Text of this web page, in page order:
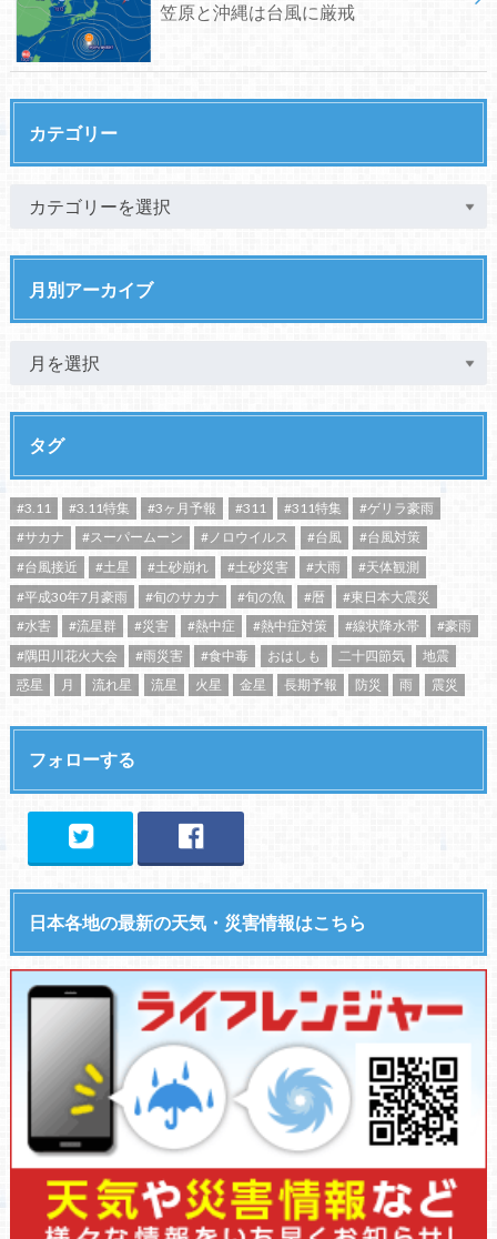
笠原と沖縄は台風に厳戒
カテゴリー
月別アーカイブ
タグ
#3.11 #3.11特集 #3ヶ月予報 #311 #311特集
#ゲリラ豪雨
#サカナ
#スーパームーン #ノロウイルス #台風
#台風対策
#台風接近
#土星 #土砂崩れ #土砂災害 #大雨
#天体観測
#平成30年7月豪雨
#旬のサカナ #旬の魚 #暦
#東日本大震災
#水害
#流星群 #災害 #熱中症 #熱中症対策 #線状降水帯
#豪雨
#隅田川花火大会
#雨災害 #食中毒 おはしも 二十四節気
地震
惑星
月 流れ星 流星 火星 金星 長期予報 防災 雨 震災
フォローする
日本各地の最新の天気・災害情報はこちら